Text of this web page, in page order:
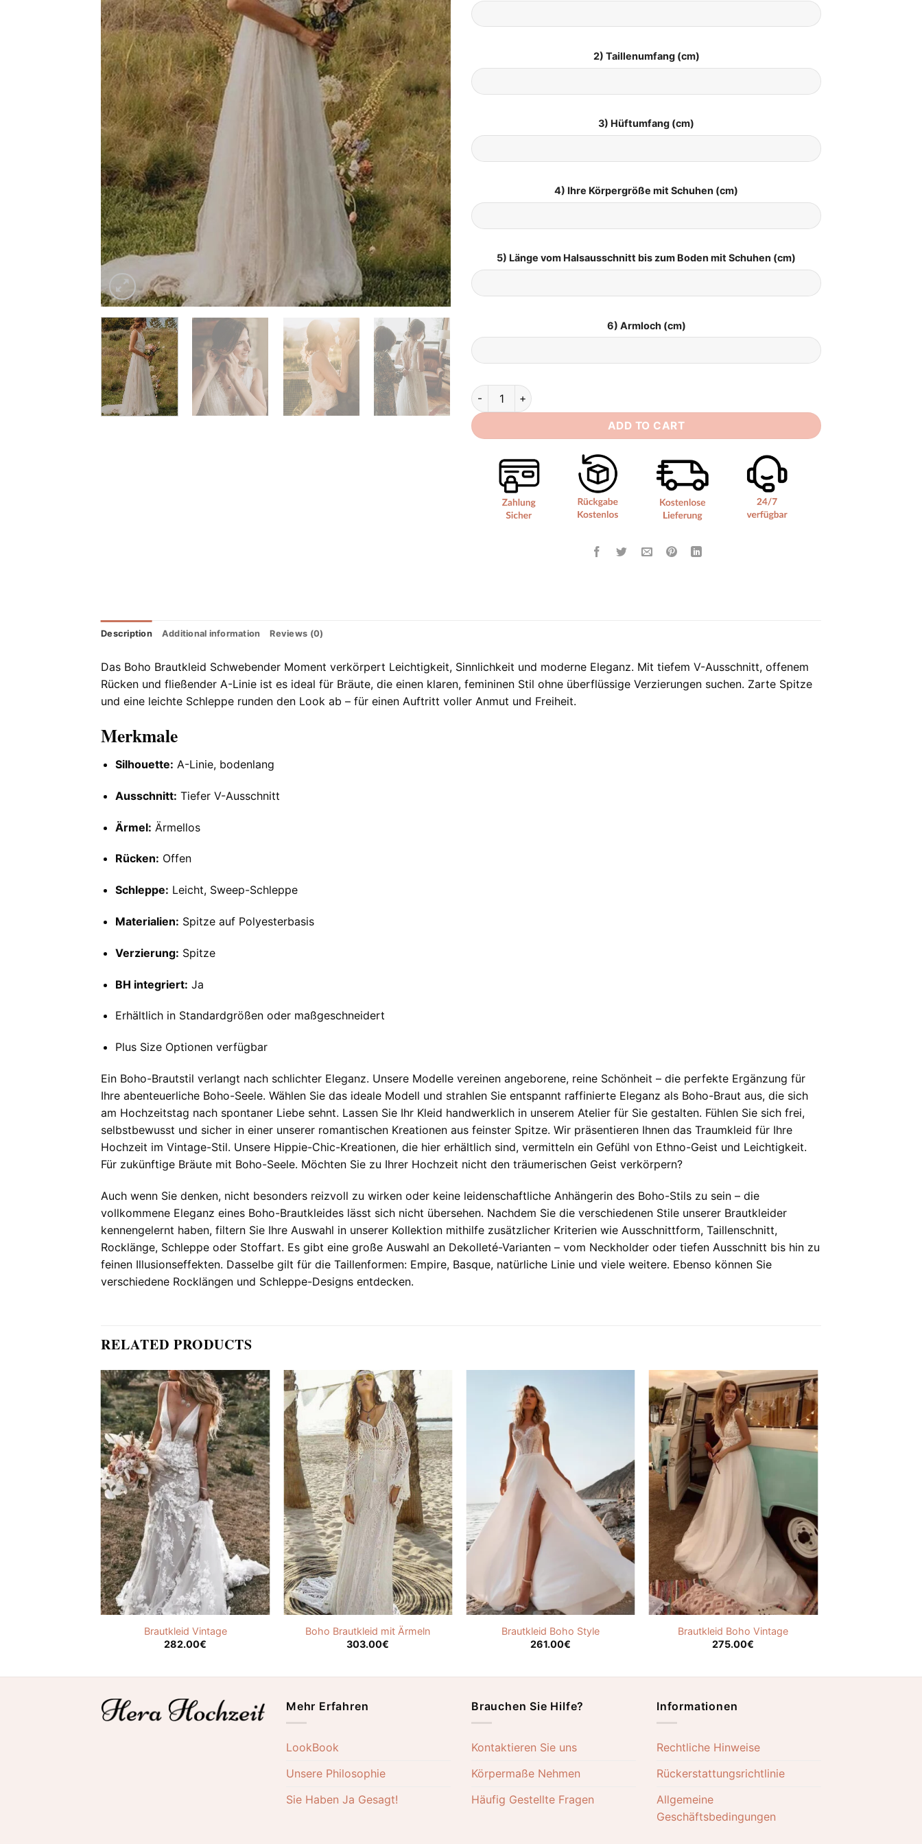
2) Taillenumfang (cm)
3) Hüftumfang (cm)
4) Ihre Körpergröße mit Schuhen (cm)
5) Länge vom Halsausschnitt bis zum Boden mit Schuhen (cm)
6) Armloch (cm)
Boho Brautkleid Schwebender Moment quantity
ADD TO CART
Description Additional information Reviews (0)
Das Boho Brautkleid Schwebender Moment verkörpert Leichtigkeit, Sinnlichkeit und moderne Eleganz. Mit tiefem V-Ausschnitt, offenem
Rücken und fließender A-Linie ist es ideal für Bräute, die einen klaren, femininen Stil ohne überflüssige Verzierungen suchen. Zarte Spitze
und eine leichte Schleppe runden den Look ab – für einen Auftritt voller Anmut und Freiheit.
Merkmale
Silhouette: A-Linie, bodenlang
Ausschnitt: Tiefer V-Ausschnitt
Ärmel: Ärmellos
Rücken: Offen
Schleppe: Leicht, Sweep-Schleppe
Materialien: Spitze auf Polyesterbasis
Verzierung: Spitze
BH integriert: Ja
Erhältlich in Standardgrößen oder maßgeschneidert
Plus Size Optionen verfügbar
Ein Boho-Brautstil verlangt nach schlichter Eleganz. Unsere Modelle vereinen angeborene, reine Schönheit – die perfekte Ergänzung für
Ihre abenteuerliche Boho-Seele. Wählen Sie das ideale Modell und strahlen Sie entspannt raffinierte Eleganz als Boho-Braut aus, die sich
am Hochzeitstag nach spontaner Liebe sehnt. Lassen Sie Ihr Kleid handwerklich in unserem Atelier für Sie gestalten. Fühlen Sie sich frei,
selbstbewusst und sicher in einer unserer romantischen Kreationen aus feinster Spitze. Wir präsentieren Ihnen das Traumkleid für Ihre
Hochzeit im Vintage-Stil. Unsere Hippie-Chic-Kreationen, die hier erhältlich sind, vermitteln ein Gefühl von Ethno-Geist und Leichtigkeit.
Für zukünftige Bräute mit Boho-Seele. Möchten Sie zu Ihrer Hochzeit nicht den träumerischen Geist verkörpern?
Auch wenn Sie denken, nicht besonders reizvoll zu wirken oder keine leidenschaftliche Anhängerin des Boho-Stils zu sein – die
vollkommene Eleganz eines Boho-Brautkleides lässt sich nicht übersehen. Nachdem Sie die verschiedenen Stile unserer Brautkleider
kennengelernt haben, filtern Sie Ihre Auswahl in unserer Kollektion mithilfe zusätzlicher Kriterien wie Ausschnittform, Taillenschnitt,
Rocklänge, Schleppe oder Stoffart. Es gibt eine große Auswahl an Dekolleté-Varianten – vom Neckholder oder tiefen Ausschnitt bis hin zu
feinen Illusionseffekten. Dasselbe gilt für die Taillenformen: Empire, Basque, natürliche Linie und viele weitere. Ebenso können Sie
verschiedene Rocklängen und Schleppe-Designs entdecken.
RELATED PRODUCTS
Brautkleid Vintage
282.00€
Boho Brautkleid mit Ärmeln
303.00€
Brautkleid Boho Style
261.00€
Brautkleid Boho Vintage
275.00€
Mehr Erfahren
LookBook
Unsere Philosophie
Sie Haben Ja Gesagt!
Brauchen Sie Hilfe?
Kontaktieren Sie uns
Körpermaße Nehmen
Häufig Gestellte Fragen
Informationen
Rechtliche Hinweise
Rückerstattungsrichtlinie
Allgemeine
Geschäftsbedingungen